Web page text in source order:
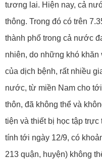
tương lai. Hiện nay, cả
thông. Trong đó có trên
thành phố trong cả nước
nhiên, do những khó
của dịch bệnh, rất nhiều
nước, từ miền Nam cho
thôn, đã không thể và
tiện và thiết bị học tập trực
tính tới ngày 12/9, có
213 quận, huyện) không